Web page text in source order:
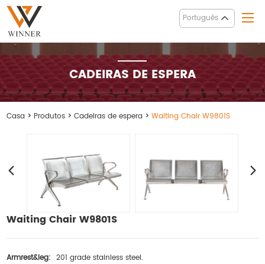
Português
CADEIRAS DE ESPERA
Casa > Produtos >Cadeiras de espera >Waiting Chair W9801S
Waiting Chair W9801S
Armrest&leg: 201 grade stainless steel.